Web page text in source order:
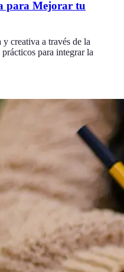
para Mejorar tu
creativa a través de la
para integrar la